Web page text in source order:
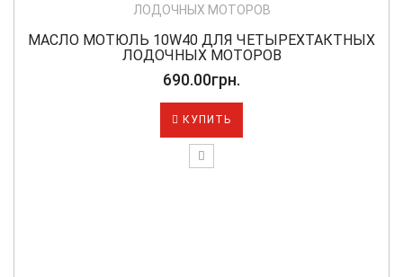
МАСЛО МОТЮЛЬ 10W40 ДЛЯ ЧЕТЫРЕХТАКТНЫХ
ЛОДОЧНЫХ МОТОРОВ
690.00грн.
КУПИТЬ